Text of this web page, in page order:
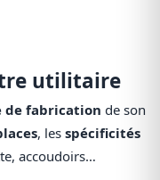
utilitaire
de fabrication de son
, les spécificités
accoudoirs…